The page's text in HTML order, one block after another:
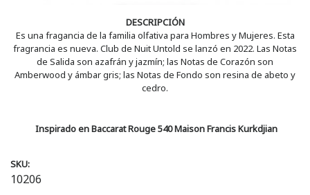
DESCRIPCIÓN
Es una fragancia de la familia olfativa para Hombres y Mujeres. Esta
fragrancia es nueva. Club de Nuit Untold se lanzó en 2022. Las Notas
de Salida son azafrán y jazmín; las Notas de Corazón son
Amberwood y ámbar gris; las Notas de Fondo son resina de abeto y
cedro.
Inspirado en Baccarat Rouge 540 Maison Francis Kurkdjian
SKU:
10206